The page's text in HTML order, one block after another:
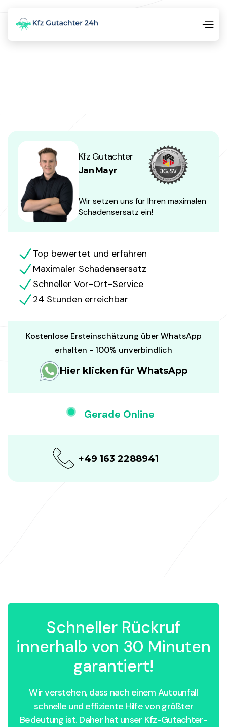
Kfz Gutachter
Jan Mayr
Wir setzen uns für Ihren maximalen
Schadensersatz ein!
Top bewertet und erfahren
Maximaler Schadensersatz
Schneller Vor-Ort-Service
24 Stunden erreichbar
Kostenlose Ersteinschätzung über WhatsApp
erhalten - 100% unverbindlich
Hier klicken für WhatsApp
Gerade Online
+49 163 2288941
Schneller Rückruf
innerhalb von 30 Minuten
garantiert!
Wir verstehen, dass nach einem Autounfall
schnelle und effiziente Hilfe von größter
Bedeutung ist. Daher hat unser Kfz-Gutachter-